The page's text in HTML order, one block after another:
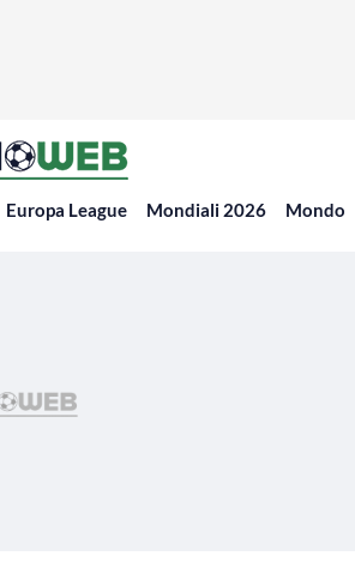
Europa League Mondiali 2026 Mondo